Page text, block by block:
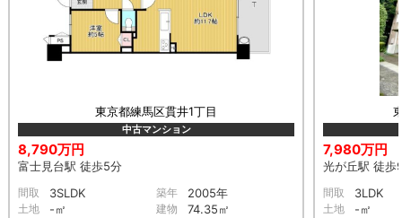
東京都練馬区貫井1丁目
中古マンション
8,790万円
富士見台駅 徒歩5分
間取 3SLDK 築年 2005年
土地 -㎡ 建物 74.35㎡
7,980万円
光が丘駅 徒歩
間取 3LDK
土地 -㎡